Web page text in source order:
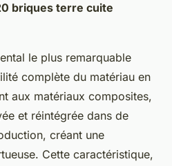
briques terre cuite
le plus remarquable
complète du matériau en
aux matériaux composites,
et réintégrée dans de
créant une
Cette caractéristique,